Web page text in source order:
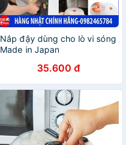
Nắp đậy dùng cho lò vi sóng
Made in Japan
35.600 đ